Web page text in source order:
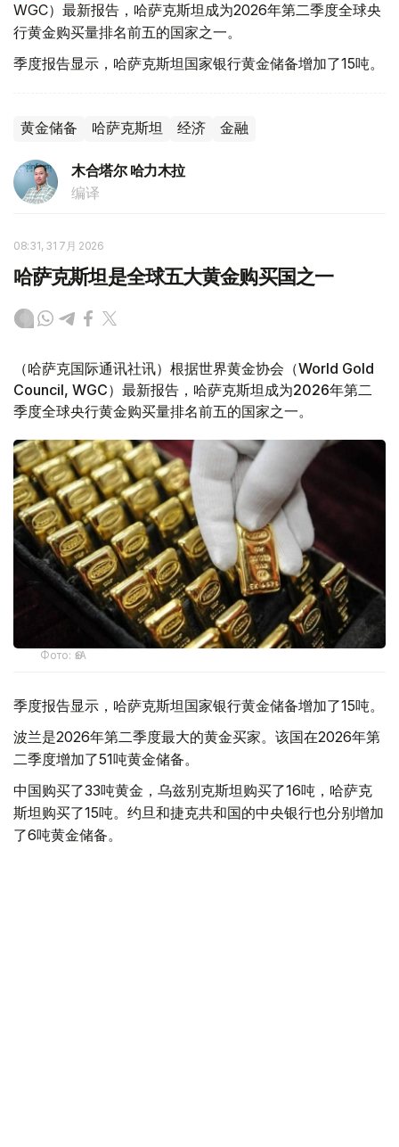
WGC）最新报告，哈萨克斯坦成为2026年第二季度全球央
行黄金购买量排名前五的国家之一。
季度报告显示，哈萨克斯坦国家银行黄金储备增加了15吨。
黄金储备 哈萨克斯坦 经济 金融
木合塔尔 哈力木拉
编译
08:31, 31 7月 2026
哈萨克斯坦是全球五大黄金购买国之一
（哈萨克国际通讯社讯）根据世界黄金协会（World Gold
Council, WGC）最新报告，哈萨克斯坦成为2026年第二
季度全球央行黄金购买量排名前五的国家之一。
Фото: ӨзА
季度报告显示，哈萨克斯坦国家银行黄金储备增加了15吨。
波兰是2026年第二季度最大的黄金买家。该国在2026年第
二季度增加了51吨黄金储备。
中国购买了33吨黄金，乌兹别克斯坦购买了16吨，哈萨克
斯坦购买了15吨。约旦和捷克共和国的中央银行也分别增加
了6吨黄金储备。